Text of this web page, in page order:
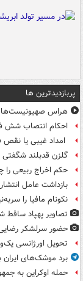
پربازدیدترین ها
هراس
احکام انتصاب شش
امداد غیبی یا نقص
گلزن قدبلند
حکم اخراج ربیعی
بازداشت عامل
نکونام مافیا را
تصاویر پهپاد ساقط
حضور سرلشکر رضایی
تحویل اورژانسی
برد موشک‌های ایران به بیش از ۴
حمله اوکراین به جمهوری